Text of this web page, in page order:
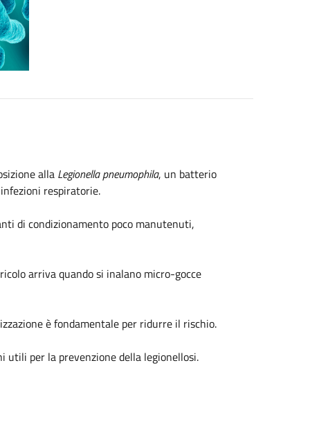
alla Legionella pneumophila, un batterio
respiratorie.
di condizionamento poco manutenuti,
arriva quando si inalano micro-gocce
è fondamentale per ridurre il rischio.
per la prevenzione della legionellosi.